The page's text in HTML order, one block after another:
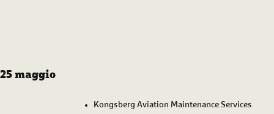
25 maggio
Kongsberg Aviation Maintenance Services